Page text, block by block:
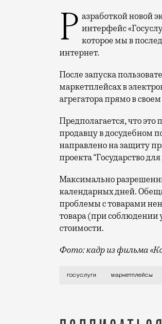
Разработкой новой экспериментальной «Книги жалоб», которую встроят прямо в интерфейс
которое мы в
интернет.
После запуска
маркетплейсах в
агрегатора прямо в
Предполагается, что
продавцу в досудебном
направлено на защиту
проекта “Государство
Максимально
календарных дней.
проблемы с товарами
товара (при соблюдении
стоимости.
Фото: кадр из фильма
Разработкой новой
госуслуги маркетплейсы